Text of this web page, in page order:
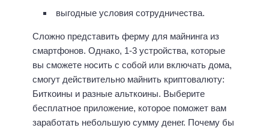
выгодные условия сотрудничества.
Сложно представить ферму для майнинга из
смартфонов. Однако, 1-3 устройства, которые
вы сможете носить с собой или включать дома,
смогут действительно майнить криптовалюту:
Биткоины и разные альткоины. Выберите
бесплатное приложение, которое поможет вам
заработать небольшую сумму денег. Почему бы